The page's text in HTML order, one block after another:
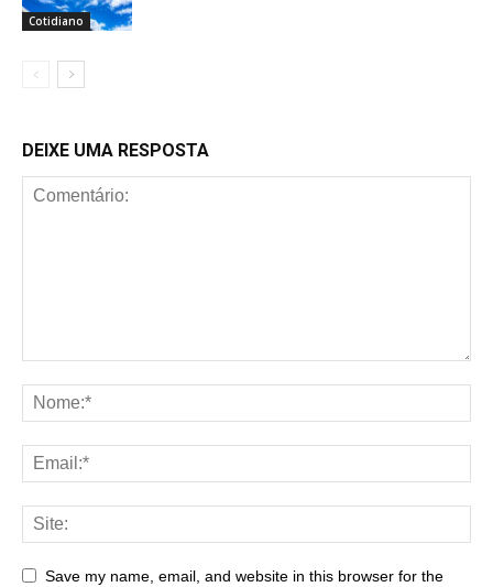
Cotidiano
DEIXE UMA RESPOSTA
Save my name, email, and website in this browser for the